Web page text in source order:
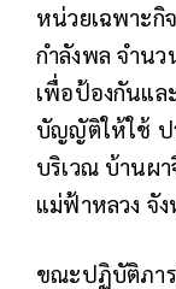
หน่วยเฉพาะกิ
กำลังพล จำนว
เพื่อป้องกันแล
บัญญัติให้ใช้ ป
บริเวณ บ้านผ
แม่ฟ้าหลวง จัง
ขณะปฏิบัติภาร